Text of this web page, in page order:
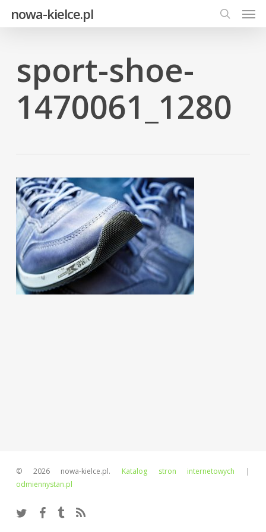
nowa-kielce.pl
search
sport-shoe-
1470061_1280
© 2026 nowa-kielce.pl. Katalog stron internetowych |
odmiennystan.pl
twitter facebooktumblrRSS